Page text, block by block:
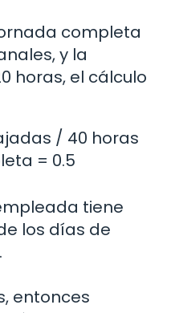
completa
y la
horas, el cálculo
/ 40 horas
= 0.5
tiene
los días de
entonces